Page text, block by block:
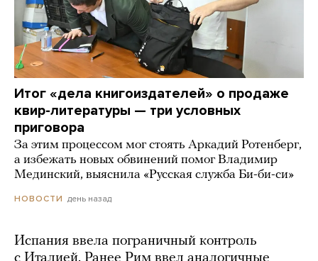
Итог «дела книгоиздателей» о продаже
квир-литературы — три условных
приговора
За этим процессом мог стоять Аркадий Ротенберг,
а избежать новых обвинений помог Владимир
Мединский, выяснила «Русская служба Би-би-си»
НОВОСТИ день назад
Испания ввела пограничный контроль